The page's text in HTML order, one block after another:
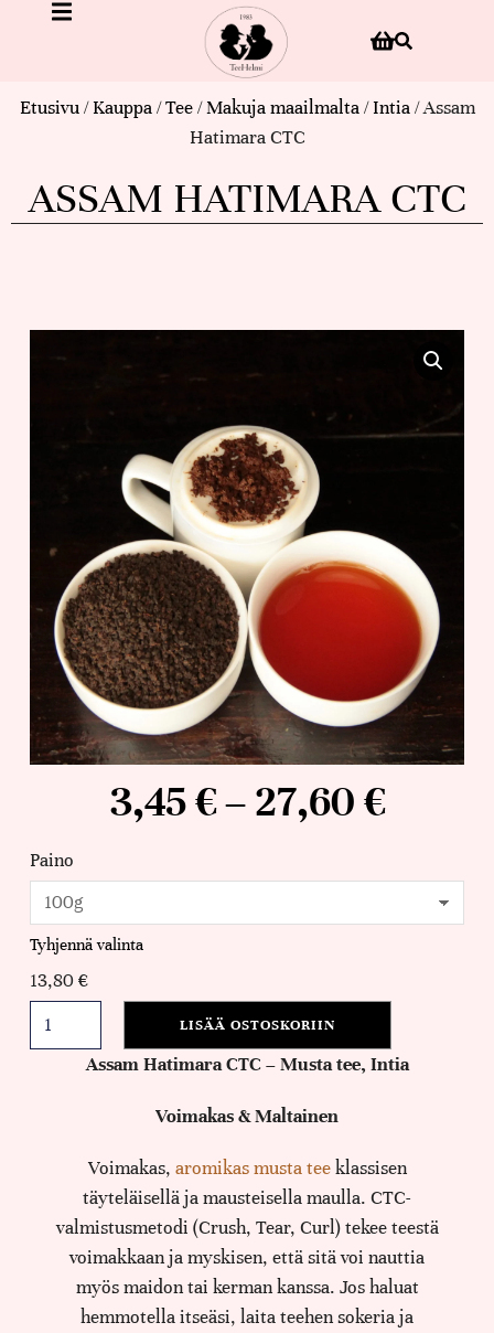
Etusivu/Kauppa/Tee/Makuja maailmalta/Intia/ Assam
Hatimara CTC
ASSAM HATIMARA CTC
3,45€– 27,60€
Paino
Tyhjennä valinta
13,80€
LISÄÄ OSTOSKORIIN
Assam Hatimara CTC – Musta tee, Intia
Voimakas & Maltainen
Voimakas, aromikas musta teeklassisen
täyteläisellä ja mausteisella maulla. CTC-
valmistusmetodi (Crush, Tear, Curl) tekee teestä
voimakkaan ja myskisen, että sitä voi nauttia
myös maidon tai kerman kanssa. Jos haluat
hemmotella itseäsi, laita teehen sokeria ja